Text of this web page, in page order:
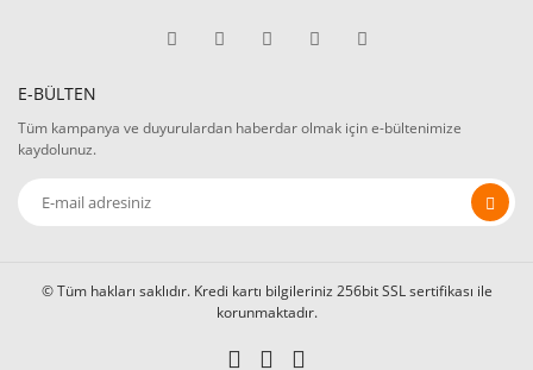
E-BÜLTEN
Tüm kampanya ve duyurulardan haberdar olmak için e-bültenimize
kaydolunuz.
© Tüm hakları saklıdır. Kredi kartı bilgileriniz 256bit SSL sertifikası ile
korunmaktadır.